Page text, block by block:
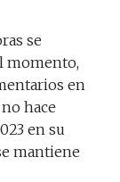
se
momento,
en
hace
en su
mantiene